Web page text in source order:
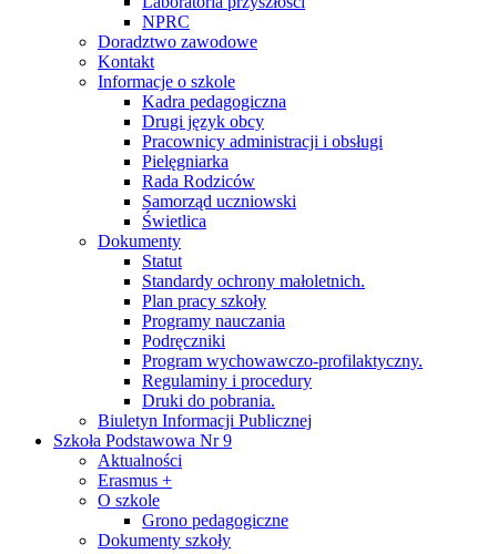
NPRC
Doradztwo zawodowe
Kontakt
Informacje o szkole
Kadra pedagogiczna
Drugi język obcy
Pracownicy administracji i obsługi
Pielęgniarka
Rada Rodziców
Samorząd uczniowski
Świetlica
Dokumenty
Statut
Standardy ochrony małoletnich.
Plan pracy szkoły
Programy nauczania
Podręczniki
Program wychowawczo-profilaktyczny.
Regulaminy i procedury
Druki do pobrania.
Biuletyn Informacji Publicznej
Szkoła Podstawowa Nr 9
Aktualności
Erasmus +
O szkole
Grono pedagogiczne
Dokumenty szkoły